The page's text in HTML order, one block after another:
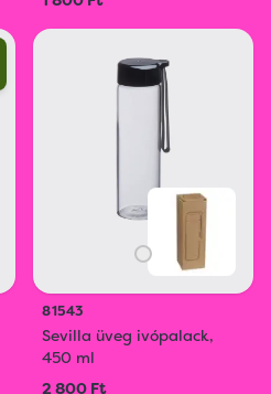
81543
Sevilla üveg ivópalack,
450 ml
2 800 Ft